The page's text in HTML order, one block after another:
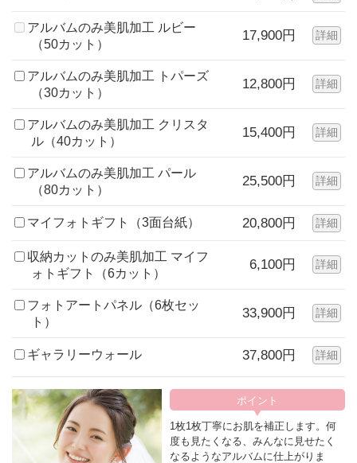
アルバムのみ美肌加工 ルビー
（50カット）
17,900円 詳細
アルバムのみ美肌加工 トパーズ
（30カット）
12,800円 詳細
アルバムのみ美肌加工 クリスタ
ル（40カット）
15,400円 詳細
アルバムのみ美肌加工 パール
（80カット）
25,500円 詳細
マイフォトギフト（3面台紙） 20,800円 詳細
収納カットのみ美肌加工 マイフ
ォトギフト（6カット）
6,100円 詳細
フォトアートパネル（6枚セッ
ト）
33,900円 詳細
ギャラリーウォール 37,800円 詳細
1枚1枚丁寧にお肌を補正します。何
度も見たくなる、みんなに見せたく
なるようなアルバムに仕上がりま